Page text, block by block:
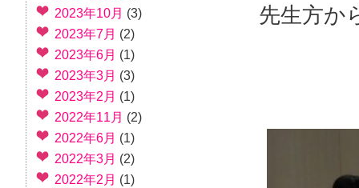
先生方か
2023年10月 (3)
2023年7月 (2)
2023年6月 (1)
2023年3月 (3)
2023年2月 (1)
2022年11月 (2)
2022年6月 (1)
2022年3月 (2)
2022年2月 (1)